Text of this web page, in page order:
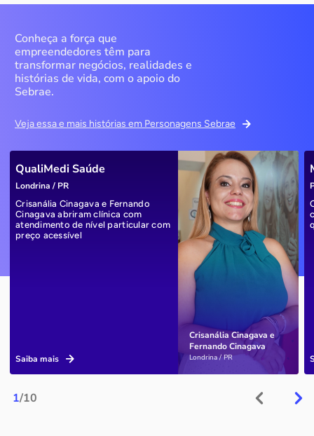
Conheça a força que
empreendedores têm para
transformar negócios, realidades e
histórias de vida, com o apoio do
Sebrae.
Veja essa e mais histórias em Personagens Sebrae
1/10
Crisanália Cinagava e
Fernando Cinagava
Londrina / PR
QualiMedi Saúde
Londrina / PR
Crisanália Cinagava e Fernando
Cinagava abriram clínica com
atendimento de nível particular com
preço acessível
Saiba mais